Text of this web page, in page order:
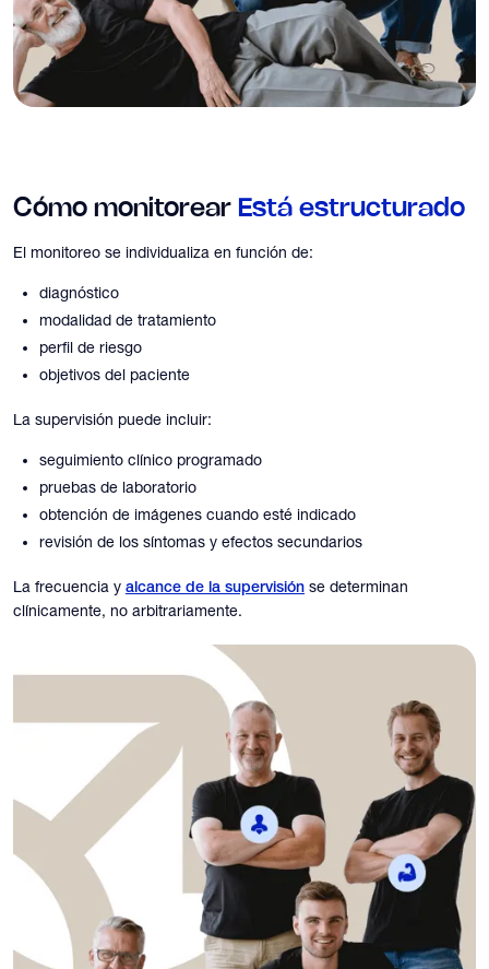
Cómo monitorear Está estructurado
El monitoreo se individualiza en función de:
diagnóstico
modalidad de tratamiento
perfil de riesgo
objetivos del paciente
La supervisión puede incluir:
seguimiento clínico programado
pruebas de laboratorio
obtención de imágenes cuando esté indicado
revisión de los síntomas y efectos secundarios
La frecuencia y alcance de la supervisión se determinan
clínicamente, no arbitrariamente.